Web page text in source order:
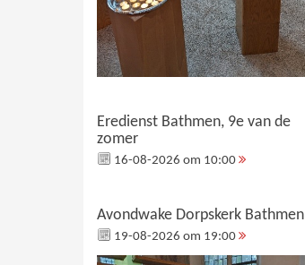
Eredienst Bathmen, 9e van de
zomer
16-08-2026 om 10:00
Avondwake Dorpskerk Bathmen
19-08-2026 om 19:00